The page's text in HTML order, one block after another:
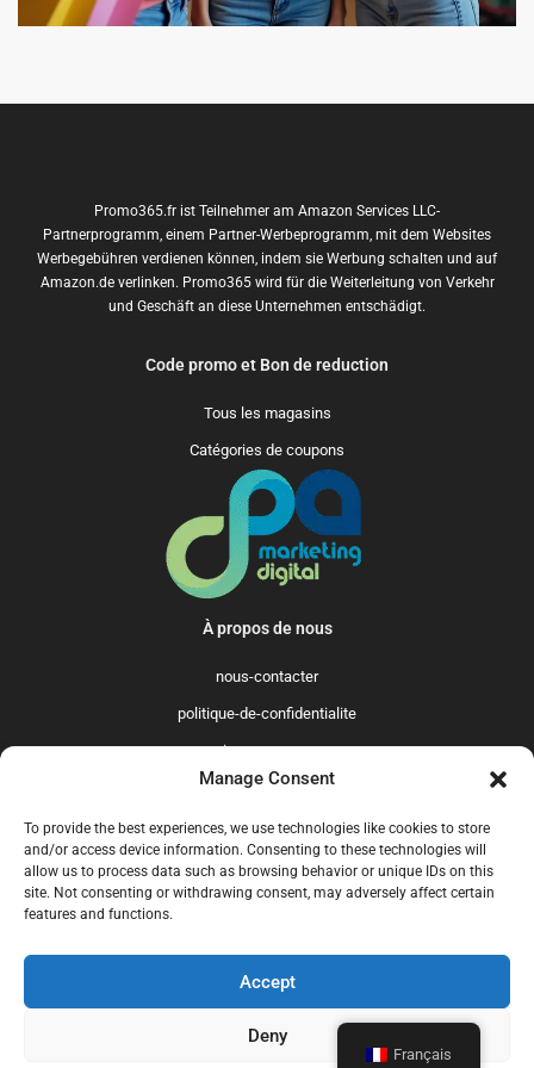
Manage Consent
To provide the best experiences, we use technologies like cookies to store
and/or access device information. Consenting to these technologies will
allow us to process data such as browsing behavior or unique IDs on this
site. Not consenting or withdrawing consent, may adversely affect certain
features and functions.
Accept
Deny
Promo365.fr ist Teilnehmer am Amazon Services LLC-
Partnerprogramm, einem Partner-Werbeprogramm, mit dem Websites
Werbegebühren verdienen können, indem sie Werbung schalten und auf
Amazon.de verlinken. Promo365 wird für die Weiterleitung von Verkehr
und Geschäft an diese Unternehmen entschädigt.
Code promo et Bon de reduction
Tous les magasins
Catégories de coupons
À propos de nous
nous-contacter
politique-de-confidentialite
qui-sommes-nous
US GB FR IT ES NL AU BR CA
© 2025 Promo365.fr - Tous droits réservés. Mise à jour en juillet 2024.
Promo365.fr est un site professionnel de codes promo.
qui-sommes-nous
Français